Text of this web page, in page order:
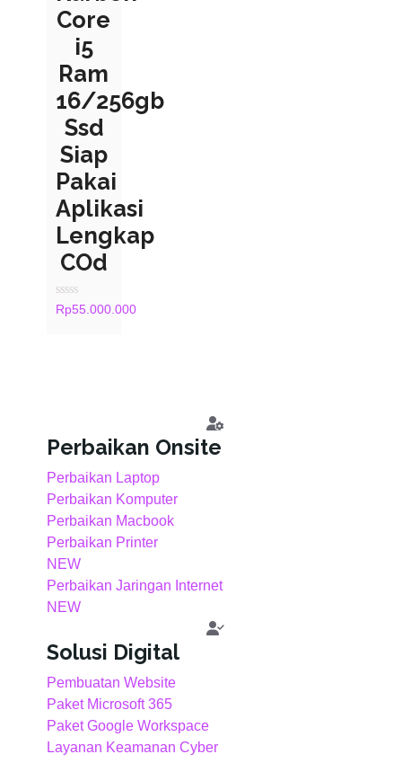
Core
i5
Ram
16/256gb
Ssd
Siap
Pakai
Aplikasi
Lengkap
COd
Rated
Rp55.000.000
Perbaikan Onsite
Perbaikan Laptop
Perbaikan Komputer
Perbaikan Macbook
Perbaikan Printer
NEW
Perbaikan Jaringan Internet
NEW
Solusi Digital
Pembuatan Website
Paket Microsoft 365
Paket Google Workspace
Layanan Keamanan Cyber